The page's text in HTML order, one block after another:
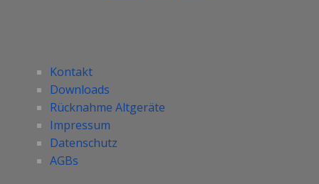
Kontakt
Downloads
Rücknahme Altgeräte
Impressum
Datenschutz
AGBs